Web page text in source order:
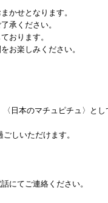
かせとなります。
承ください。
おります。
お楽しみください。
日本のマチュピチュ〉と
しいただけます。
にてご連絡ください。